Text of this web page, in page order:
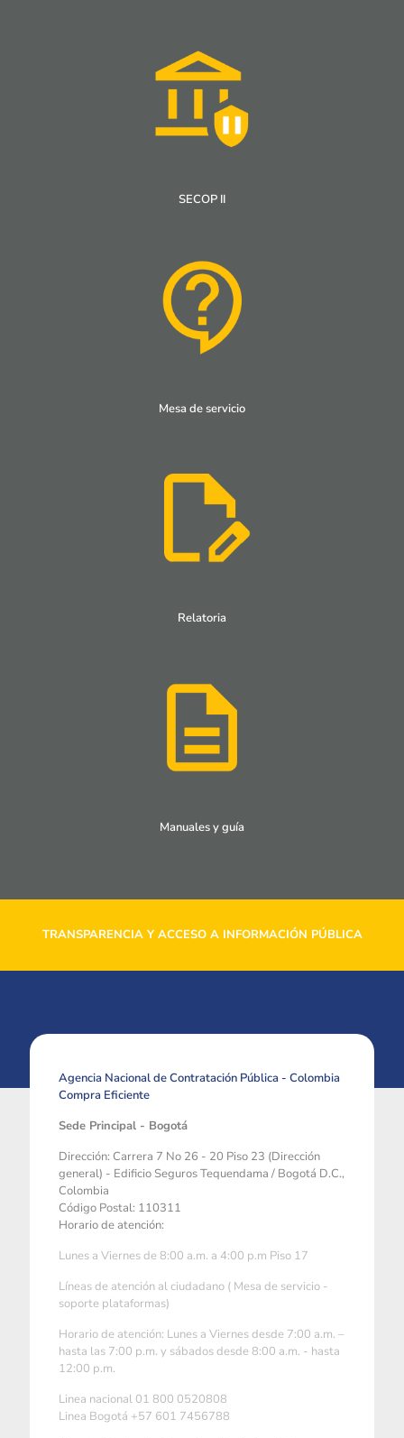
SECOP II
Mesa de servicio
Relatoria
Manuales y guía
TRANSPARENCIA Y ACCESO A INFORMACIÓN PÚBLICA
Agencia Nacional de Contratación Pública - Colombia
Compra Eficiente
Sede Principal - Bogotá
Dirección: Carrera 7 No 26 - 20 Piso 23 (Dirección
general) - Edificio Seguros Tequendama / Bogotá D.C.,
Colombia
Código Postal: 110311
Horario de atención:
Lunes a Viernes de 8:00 a.m. a 4:00 p.m Piso 17
Líneas de atención al ciudadano ( Mesa de servicio -
soporte plataformas)
Horario de atención: Lunes a Viernes desde 7:00 a.m. –
hasta las 7:00 p.m. y sábados desde 8:00 a.m. - hasta
12:00 p.m.
Linea nacional 01 800 0520808
Linea Bogotá +57 601 7456788